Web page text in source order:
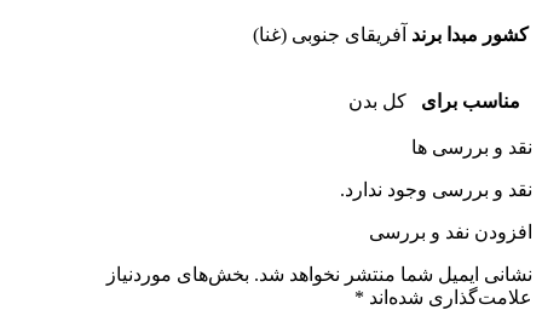
کشور مبدا برند آفریقای جنوبی (غنا)
مناسب برای کل بدن
نقد و بررسی ها
نقد و بررسی وجود ندارد.
افزودن نفد و بررسی
نشانی ایمیل شما منتشر نخواهد شد. بخش‌های موردنیاز
علامت‌گذاری شده‌اند *